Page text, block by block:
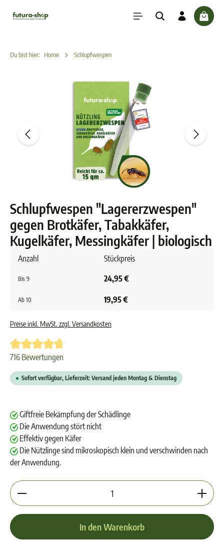
springen
Du bist hier: Home Schlupfwespen
Schlupfwespen "Lagererzwespen"
gegen Brotkäfer, Tabakkäfer,
Kugelkäfer, Messingkäfer | biologisch
Anzahl Stückpreis
Bis 9 24,95 €
Ab 10 19,95 €
Preise inkl. MwSt. zzgl. Versandkosten
Durchschnittliche Bewertung von 4.8 von 5 Sternen
716 Bewertungen
Sofort verfügbar, Lieferzeit: Versand jeden Montag & Dienstag
Giftfreie Bekämpfung der Schädlinge
Die Anwendung stört nicht
Effektiv gegen Käfer
Die Nützlinge sind mikroskopisch klein und verschwinden nach
der Anwendung.
Produkt Anzahl: Gib den gewünschten Wert ein
In den Warenkorb